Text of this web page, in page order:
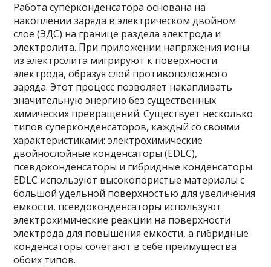
Работа суперконденсатора основана на
накоплении заряда в электрическом двойном
слое (ЭДС) на границе раздела электрода и
электролита. При приложении напряжения ионы
из электролита мигрируют к поверхности
электрода, образуя слой противоположного
заряда. Этот процесс позволяет накапливать
значительную энергию без существенных
химических превращений. Существует несколько
типов суперконденсаторов, каждый со своими
характеристиками: электрохимические
двойнослойные конденсаторы (EDLC),
псевдоконденсаторы и гибридные конденсаторы.
EDLC используют высокопористые материалы с
большой удельной поверхностью для увеличения
емкости, псевдоконденсаторы используют
электрохимические реакции на поверхности
электрода для повышения емкости, а гибридные
конденсаторы сочетают в себе преимущества
обоих типов.